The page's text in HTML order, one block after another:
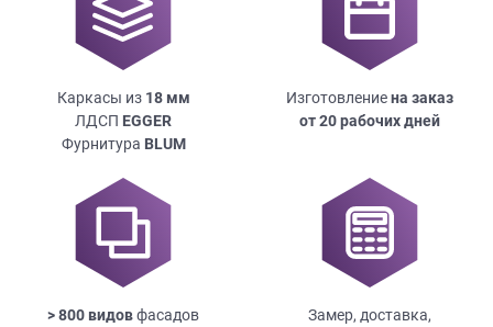
Каркасы из 18мм
ЛДСП EGGER
Фурнитура BLUM
Изготовлениена заказ
от 20 рабочих дней
> 800 видовфасадов
Замер, доставка,